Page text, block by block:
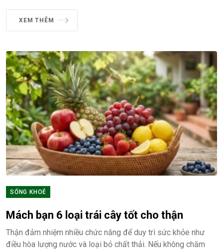
XEM THÊM
SỐNG KHOẺ
Mách bạn 6 loại trái cây tốt cho thận
Thận đảm nhiệm nhiều chức năng để duy trì sức khỏe như
điều hòa lượng nước và loại bỏ chất thải. Nếu không chăm